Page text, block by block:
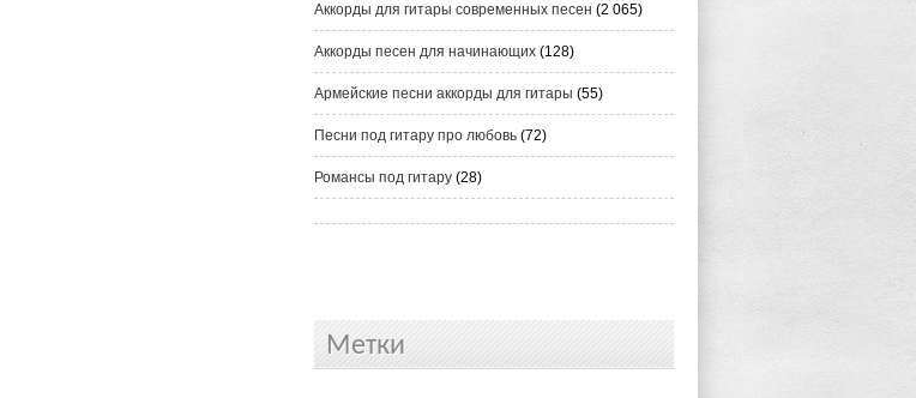
Аккорды для гитары современных песен (2 065)
Аккорды песен для начинающих (128)
Армейские песни аккорды для гитары (55)
Песни под гитару про любовь (72)
Романсы под гитару (28)
Метки